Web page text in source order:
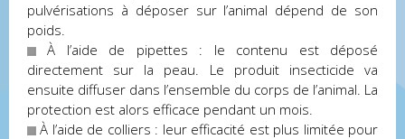
pulvérisations à déposer sur l’animal dépend de son
poids.
À l’aide de pipettes : le contenu est déposé
directement sur la peau. Le produit insecticide va
ensuite diffuser dans l’ensemble du corps de l’animal. La
protection est alors efficace pendant un mois.
À l’aide de colliers : leur efficacité est plus limitée pour